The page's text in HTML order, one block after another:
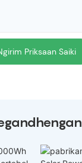
Priksaan Saiki